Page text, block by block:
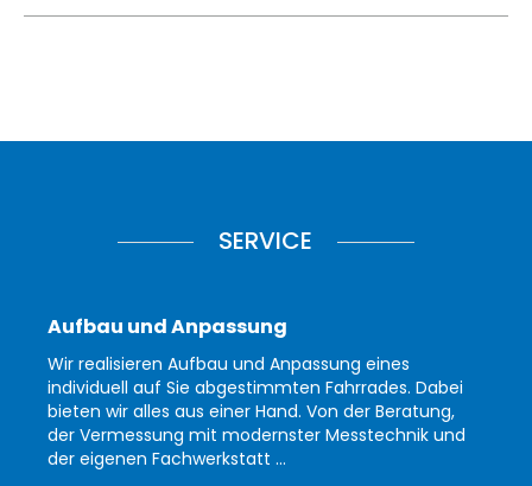
SERVICE
Aufbau und Anpassung
Wir realisieren Aufbau und Anpassung eines
individuell auf Sie abgestimmten Fahrrades. Dabei
bieten wir alles aus einer Hand. Von der Beratung,
der Vermessung mit modernster Messtechnik und
der eigenen Fachwerkstatt ...